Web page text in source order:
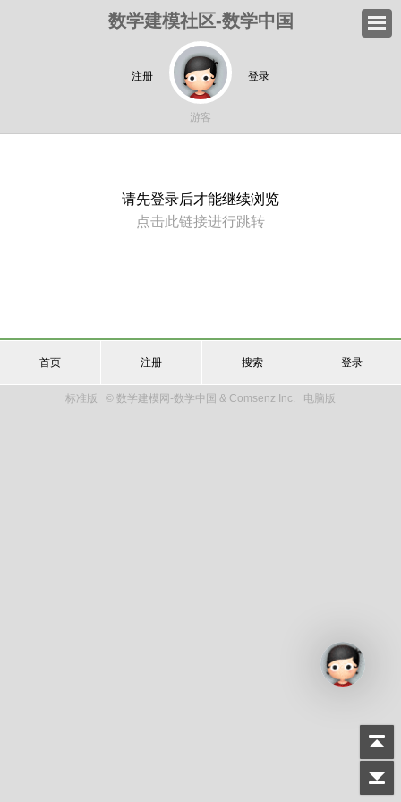
数学建模社区-数学中国
注册 登录
游客
请先登录后才能继续浏览
点击此链接进行跳转
首页 注册 搜索 登录
标准版 © 数学建模网-数学中国 & Comsenz Inc. 电脑版